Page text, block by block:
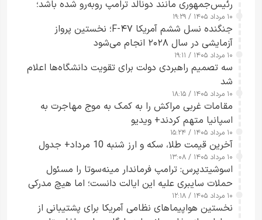
رئیس‌جمهوری مانند دونالد ترامپ روبه‌رو شده باشد؛
کسی که واقعاً دست به اقدام می‌زند
۱۰ مرداد ۱۴۰۵ / ۱۹:۲۹
جنگنده نسل ششم آمریکا F-۴۷؛ نخستین پرواز
آزمایشی در سال ۲۰۲۸ انجام می‌شود
۱۰ مرداد ۱۴۰۵ / ۱۹:۱۱
سه تصمیم راهبردی دولت برای تقویت دانشگاه‌ها اعلام
شد
۱۰ مرداد ۱۴۰۵ / ۱۸:۱۵
مقامات غربی مراکش را به کمک به موج مهاجرت به
اسپانیا متهم کردند+ ویدیو
۱۰ مرداد ۱۴۰۵ / ۱۵:۲۴
آخرین قیمت طلا، سکه و ارز شنبه 10 مرداد+ جدول
۱۰ مرداد ۱۴۰۵ / ۱۳:۰۸
اسوشیتدپرس: ترامپ فرماندار مینه‌سوتا را مسئول
حملات سایبری علیه این ایالت دانست؛ اما هیچ مدرکی
ارائه نکرد
۱۰ مرداد ۱۴۰۵ / ۱۲:۱۸
نخستین هواپیماهای نظامی آمریکا برای پشتیبانی از